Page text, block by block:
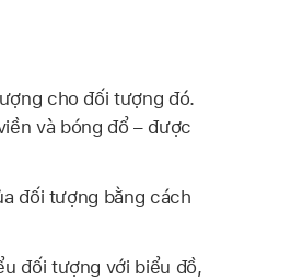
cho đối tượng đó.
và bóng đổ – được
đối tượng bằng cách
đối tượng với biểu đồ,